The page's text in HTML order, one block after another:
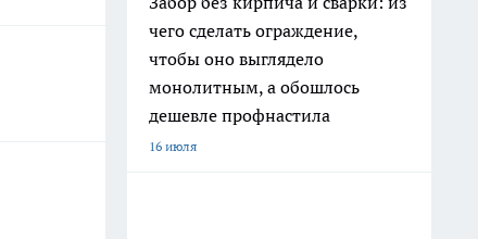
чего сделать ограждение,
чтобы оно выглядело
монолитным, а обошлось
дешевле профнастила
16 июля